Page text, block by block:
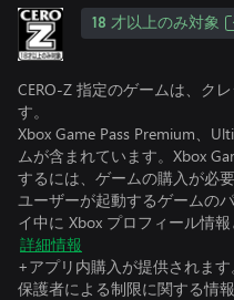
18 才以上のみ対象
CERO-Z 指定のゲームは、ク
す。
Xbox Game Pass Premium、
ムが含まれています。Xbox
するには、ゲームの購入が必要
ユーザーが起動するゲームの
イ中に Xbox プロフィール情
詳細情報
+アプリ内購入が提供されます
保護者による制限に関する情報